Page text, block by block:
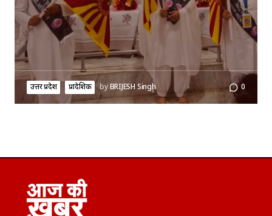
उत्तर प्रदेश प्रादेशिक byBRIJESH Singh 0